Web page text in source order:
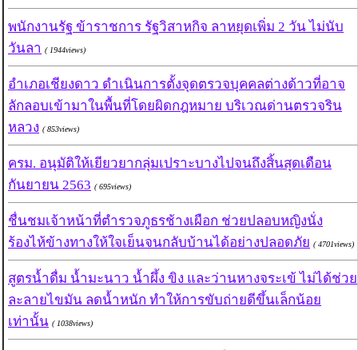
พนักงานรัฐ ข้าราชการ รัฐวิสาหกิจ ลาหยุดเพิ่ม 2 วัน ไม่นับ
วันลา ( 1944views)
อำเภอเชียงดาว ดำเนินการตั้งจุดตรวจบุคคลต่างด้าวที่อาจ
ลักลอบเข้ามาในพื้นที่โดยผิดกฎหมาย บริเวณด่านตรวจริน
หลวง ( 853views)
ครม. อนุมัติให้เยียวยากลุ่มเปราะบางไปจนถึงสิ้นสุดเดือน
กันยายน 2563 ( 695views)
ชื่นชมเจ้าหน้าที่ตำรวจภูธรช้างเผือก ช่วยปลอบหญิงนั่ง
ร้องไห้ข้างทางให้ใจเย็นจนกลับบ้านได้อย่างปลอดภัย ( 4701views)
สูตรน้ำดื่ม น้ำมะนาว น้ำผึ้ง ขิง และว่านหางจระเข้ ไม่ได้ช่วย
ละลายไขมัน ลดน้ำหนัก ทำให้การขับถ่ายดีขึ้นเล็กน้อย
เท่านั้น ( 1038views)